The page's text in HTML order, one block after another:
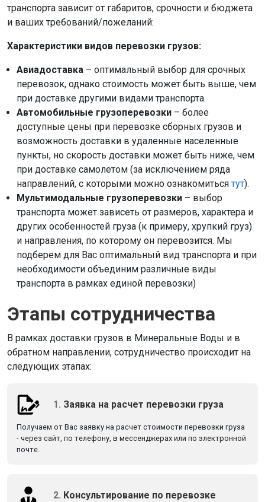
транспорта зависит от габаритов, срочности и бюджета
и ваших требований/пожеланий:
Характеристики видов перевозки грузов:
Авиадоставка – оптимальный выбор для срочных
перевозок, однако стоимость может быть выше, чем
при доставке другими видами транспорта.
Автомобильные грузоперевозки – более
доступные цены при перевозке сборных грузов и
возможность доставки в удаленные населенные
пункты, но скорость доставки может быть ниже, чем
при доставке самолетом (за исключением ряда
направлений, с которыми можно ознакомиться тут).
Мультимодальные грузоперевозки – выбор
транспорта может зависеть от размеров, характера и
других особенностей груза (к примеру, хрупкий груз)
и направления, по которому он перевозится. Мы
подберем для Вас оптимальный вид транспорта и при
необходимости объединим различные виды
транспорта в рамках единой перевозки)
Этапы сотрудничества
В рамках доставки грузов в Минеральные Воды и в
обратном направлении, сотрудничество происходит на
следующих этапах:
1. Заявка на расчет перевозки груза
Получаем от Вас заявку на расчет стоимости перевозки груза
- через сайт, по телефону, в мессенджерах или по электронной
почте.
2. Консультирование по перевозке